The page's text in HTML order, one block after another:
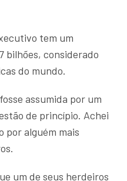
tem um
bilhões, considerado
do mundo.
assumida por um
de princípio. Achei
por alguém mais
um de seus herdeiros